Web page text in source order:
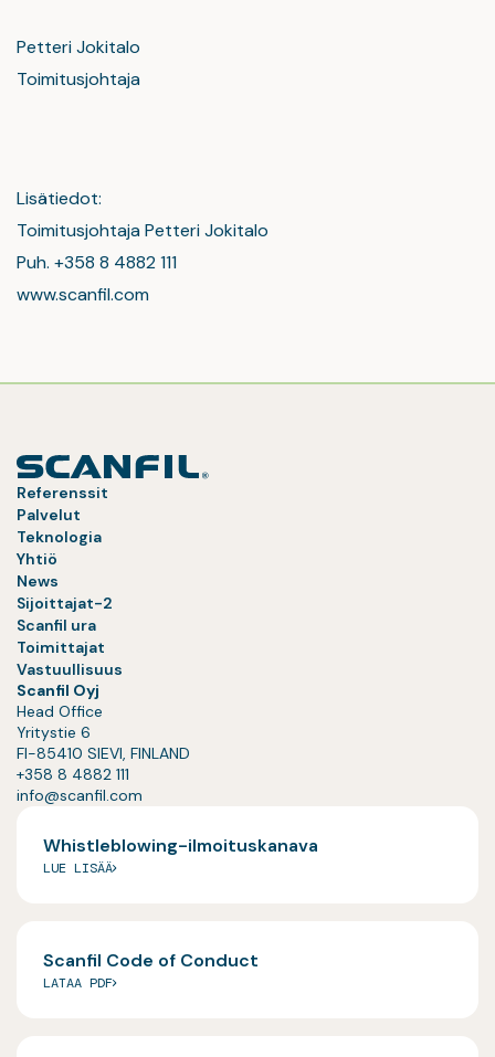
Petteri Jokitalo
Toimitusjohtaja
Lisätiedot:
Toimitusjohtaja Petteri Jokitalo
Puh. +358 8 4882 111
www.scanfil.com
Referenssit
Palvelut
Teknologia
Yhtiö
News
Sijoittajat-2
Scanfil ura
Toimittajat
Vastuullisuus
Scanfil Oyj
Head Office
Yritystie 6
FI-85410 SIEVI, FINLAND
+358 8 4882 111
info@scanfil.com
Whistleblowing-ilmoituskanava
LUE LISÄÄ
Scanfil Code of Conduct
LATAA PDF